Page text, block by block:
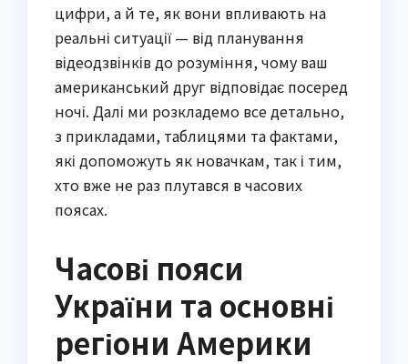
цифри, а й те, як вони впливають на
реальні ситуації — від планування
відеодзвінків до розуміння, чому ваш
американський друг відповідає посеред
ночі. Далі ми розкладемо все детально,
з прикладами, таблицями та фактами,
які допоможуть як новачкам, так і тим,
хто вже не раз плутався в часових
поясах.
Часові пояси
України та основні
регіони Америки